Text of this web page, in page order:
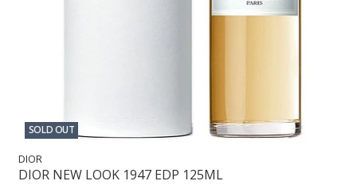
SOLD OUT
DIOR
DIOR NEW LOOK 1947 EDP 125ML